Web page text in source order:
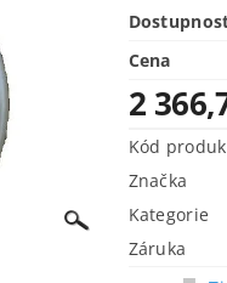
Cena
2
Kód
Značka
Kategorie
Záruka